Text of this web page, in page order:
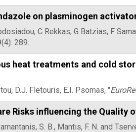
on plasminogen
C Rekkas, G Batzias, F
289.
heat treatments and cold
D.J. Fletouris, E.I. Psomas, "
Risks influencing the
S. B., Mantis, F. N. and